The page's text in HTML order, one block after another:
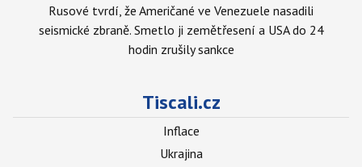
Rusové tvrdí, že Američané ve Venezuele nasadili
seismické zbraně. Smetlo ji zemětřesení a USA do 24
hodin zrušily sankce
Tiscali.cz
Inflace
Ukrajina